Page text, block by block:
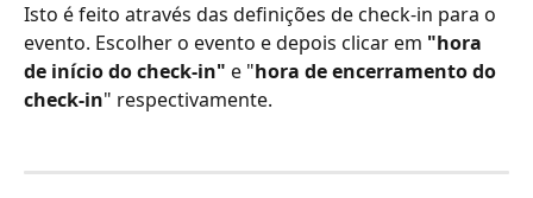
Isto é feito através das definições de check-in para o
evento. Escolher o evento e depois clicar em "hora
de início do check-in" e "hora de encerramento do
check-in" respectivamente.